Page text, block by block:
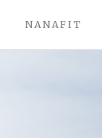
NANAFIT